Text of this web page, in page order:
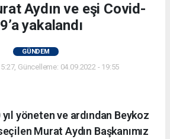
Aydın ve eşi Covid-
yakalandı
GÜNDEM
Güncelleme: 04.09.2022 - 19:55
yöneten ve ardından Beykoz
Murat Aydın Başkanımız